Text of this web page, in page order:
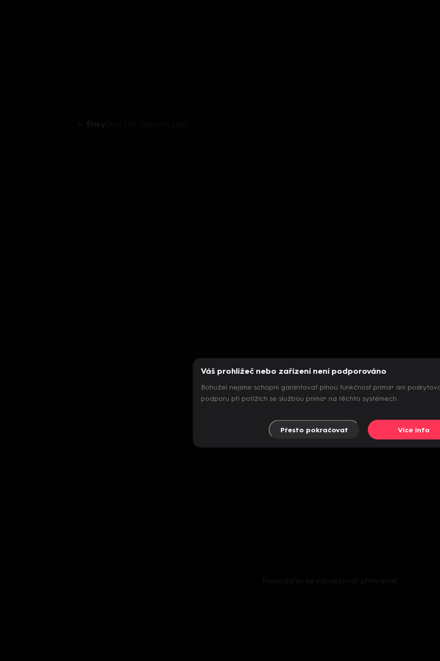
Nepodařilo se inicializovat přehrávač
Váš prohlížeč nebo zařízení není podporováno
Bohužel nejsme schopni garantovat plnou funkčnost prima+ ani
podporu při potížích se službou prima+ na těchto systémech.
Přesto pokračovat Více info